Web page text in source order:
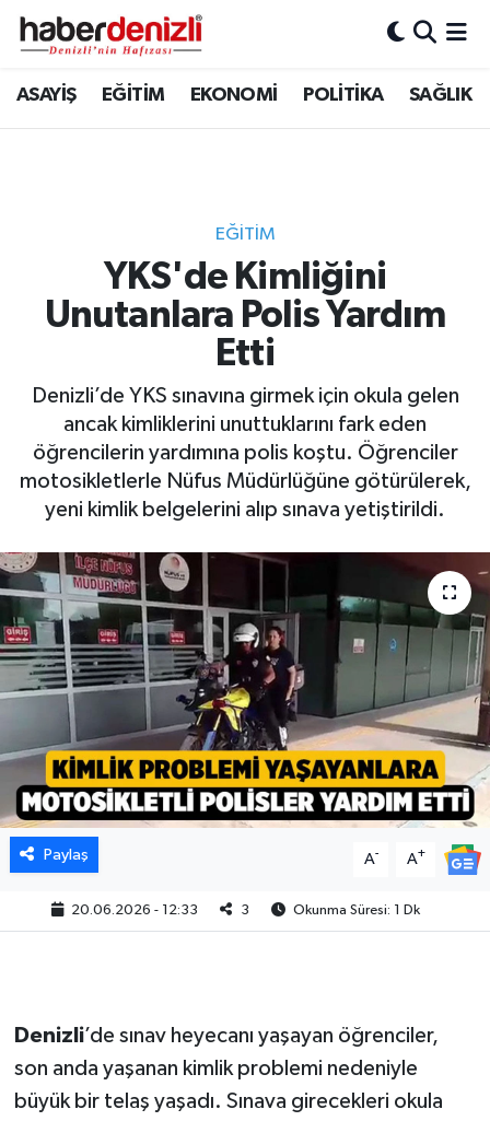
ASAYİŞ EĞİTİM EKONOMİ POLİTİKA SAĞLIK
EĞİTİM
YKS'de Kimliğini
Unutanlara Polis Yardım
Etti
Denizli’de YKS sınavına girmek için okula gelen
ancak kimliklerini unuttuklarını fark eden
öğrencilerin yardımına polis koştu. Öğrenciler
motosikletlerle Nüfus Müdürlüğüne götürülerek,
yeni kimlik belgelerini alıp sınava yetiştirildi.
Paylaş A- A+
20.06.2026 - 12:33 3 Okunma Süresi: 1 Dk
Denizli’de sınav heyecanı yaşayan öğrenciler,
son anda yaşanan kimlik problemi nedeniyle
büyük bir telaş yaşadı. Sınava girecekleri okula
Denizli Nöbetçi Eczaneler
Tüm Manşetler
Son Dakika Haberleri
Haber Arşivi